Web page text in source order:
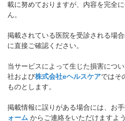
載に努めておりますが、内容を完全
ん。
掲載されている医院を受診される場
に直接ご確認ください。
当サービスによって生じた損害につ
社および株式会社eヘルスケアではそ
ものとします。
掲載情報に誤りがある場合には、お手
ォーム からご連絡をいただけますよ